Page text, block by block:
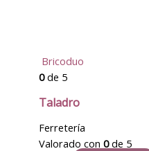
Bricoduo
0de 5
Taladro
Ferretería
Valorado con 0de 5